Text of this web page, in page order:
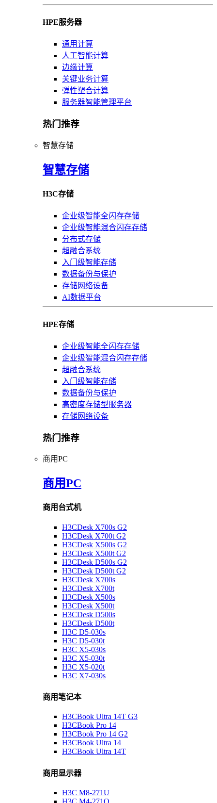
HPE服务器
通用计算
人工智能计算
边缘计算
关键业务计算
弹性塑合计算
服务器智能管理平台
热门推荐
智慧存储
智慧存储
H3C存储
企业级智能全闪存存储
企业级智能混合闪存存储
分布式存储
超融合系统
入门级智能存储
数据备份与保护
存储网络设备
AI数据平台
HPE存储
企业级智能全闪存存储
企业级智能混合闪存存储
超融合系统
入门级智能存储
数据备份与保护
高密度存储型服务器
存储网络设备
热门推荐
商用PC
商用PC
商用台式机
H3CDesk X700s G2
H3CDesk X700t G2
H3CDesk X500s G2
H3CDesk X500t G2
H3CDesk D500s G2
H3CDesk D500t G2
H3CDesk X700s
H3CDesk X700t
H3CDesk X500s
H3CDesk X500t
H3CDesk D500s
H3CDesk D500t
H3C D5-030s
H3C D5-030t
H3C X5-030s
H3C X5-030t
H3C X5-020t
H3C X7-030s
商用笔记本
H3CBook Ultra 14T G3
H3CBook Pro 14
H3CBook Pro 14 G2
H3CBook Ultra 14
H3CBook Ultra 14T
商用显示器
H3C M8-271U
H3C M4-271Q